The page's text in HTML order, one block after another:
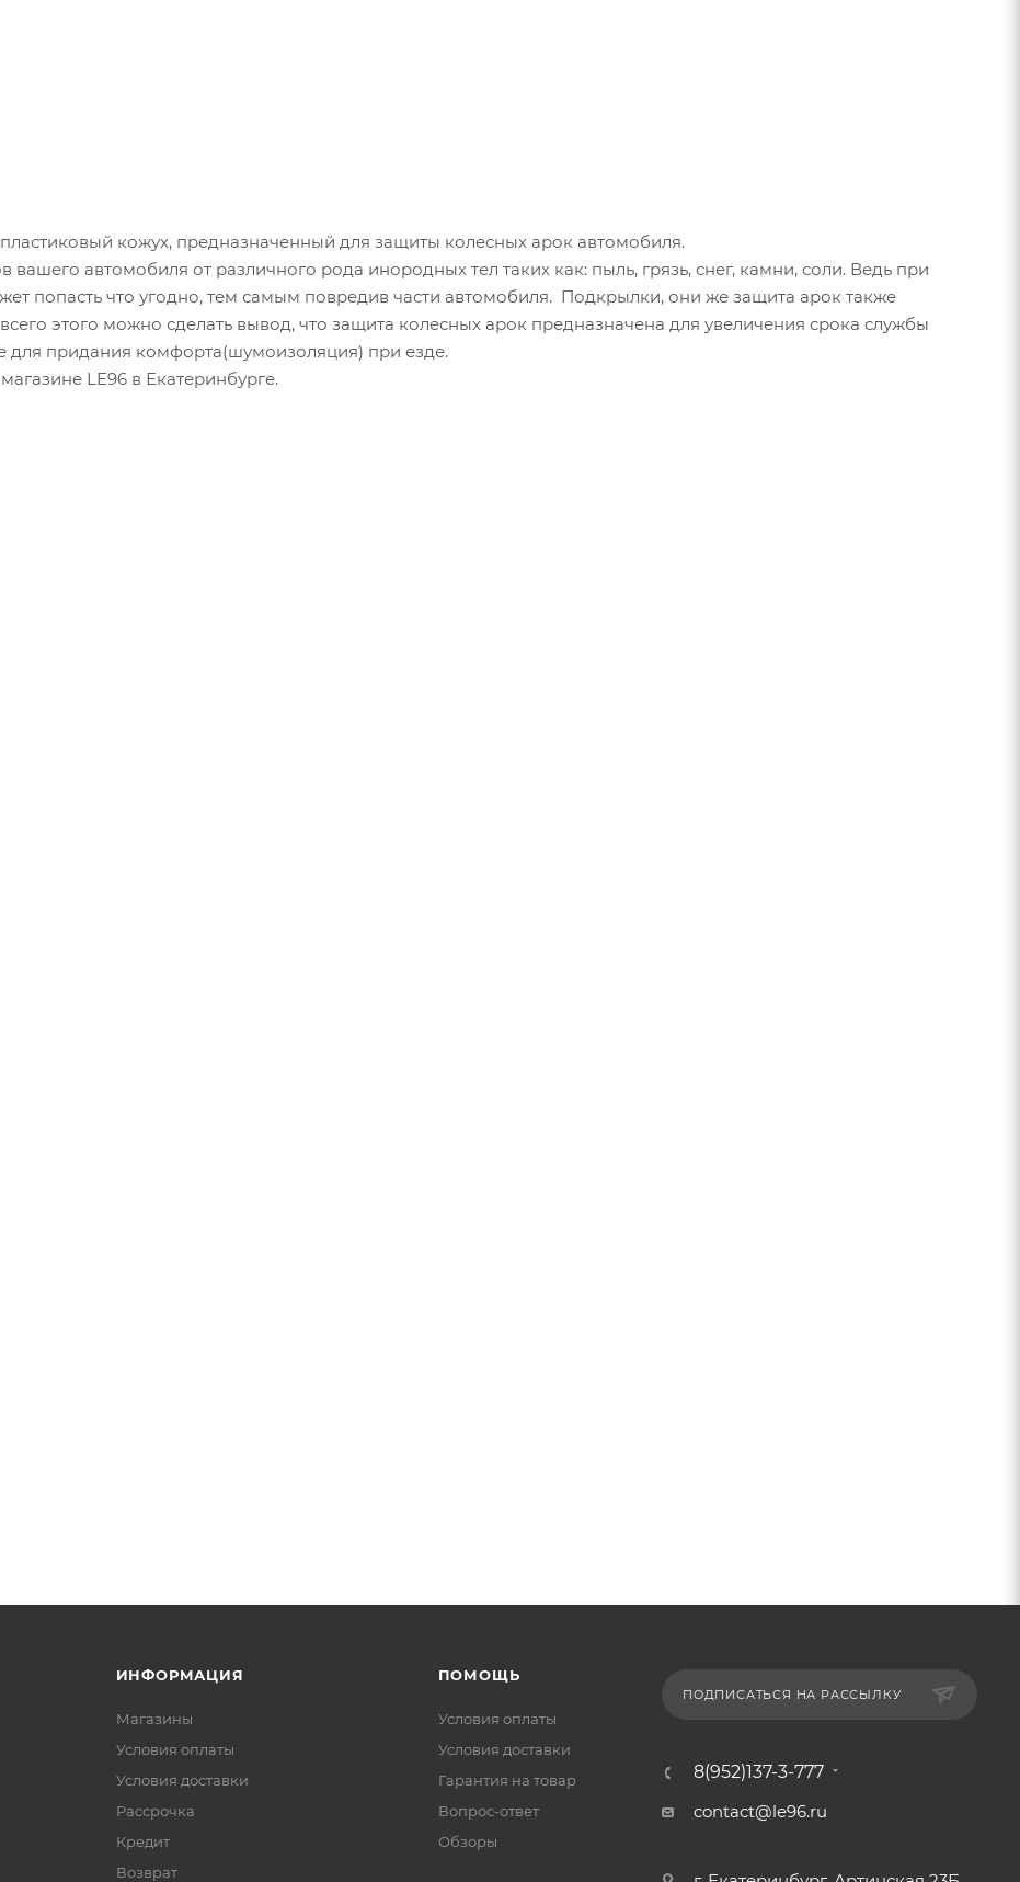
кожух, предназначенный для защиты колесных арок автомобиля.
автомобиля от различного рода инородных тел таких как: пыль, грязь, снег, камни, соли. Ведь при
попасть что угодно, тем самым повредив части автомобиля. Подкрылки, они же защита арок также
этого можно сделать вывод, что защита колесных арок предназначена для увеличения срока службы
для придания комфорта(шумоизоляция) при езде.
LE96 в Екатеринбурге.
ИНФОРМАЦИЯ
Магазины
Условия оплаты
Условия доставки
Рассрочка
Кредит
Возврат
ПОМОЩЬ
Условия оплаты
Условия доставки
Гарантия на товар
Вопрос-ответ
Обзоры
ПОДПИСАТЬСЯ НА РАССЫЛКУ
8(952)137-3-777
contact@le96.ru